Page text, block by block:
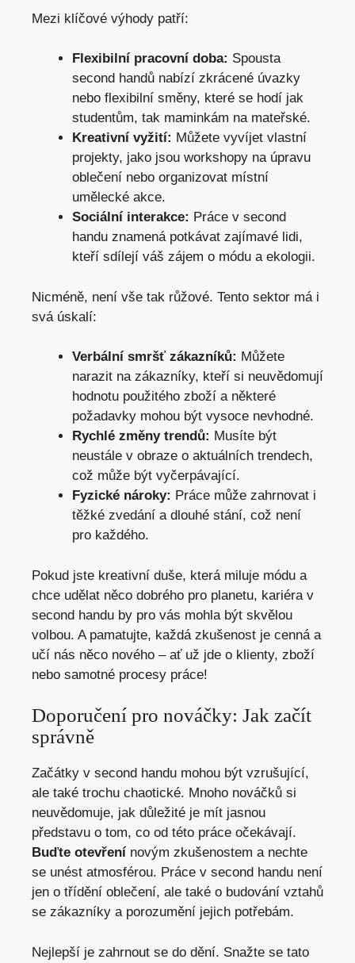
Mezi klíčové výhody patří:
Flexibilní pracovní doba: Spousta
second handů nabízí zkrácené úvazky
nebo flexibilní směny, které se hodí jak
studentům, tak maminkám na mateřské.
Kreativní vyžití: Můžete vyvíjet vlastní
projekty, jako jsou workshopy na úpravu
oblečení nebo organizovat místní
umělecké akce.
Sociální interakce: Práce v second
handu znamená potkávat zajímavé lidi,
kteří sdílejí váš zájem o módu a ekologii.
Nicméně, není vše tak růžové. Tento sektor má i
svá úskalí:
Verbální smršť zákazníků: Můžete
narazit na zákazníky, kteří si neuvědomují
hodnotu použitého zboží a některé
požadavky mohou být vysoce nevhodné.
Rychlé změny trendů: Musíte být
neustále v obraze o aktuálních trendech,
což může být vyčerpávající.
Fyzické nároky: Práce může zahrnovat i
těžké zvedání a dlouhé stání, což není
pro každého.
Pokud jste kreativní duše, která miluje módu a
chce udělat něco dobrého pro planetu, kariéra v
second handu by pro vás mohla být skvělou
volbou. A pamatujte, každá zkušenost je cenná a
učí nás něco nového – ať už jde o klienty, zboží
nebo samotné procesy práce!
Doporučení pro nováčky: Jak začít
správně
Začátky v second handu mohou být vzrušující,
ale také trochu chaotické. Mnoho nováčků si
neuvědomuje, jak důležité je mít jasnou
představu o tom, co od této práce očekávají.
Buďte otevření novým zkušenostem a nechte
se unést atmosférou. Práce v second handu není
jen o třídění oblečení, ale také o budování vztahů
se zákazníky a porozumění jejich potřebám.
Nejlepší je zahrnout se do dění. Snažte se tato